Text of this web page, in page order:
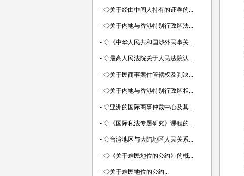
- ◇关于经由中间人持有的证券的...
- ◇关于内地与香港特别行政区法...
- ◇《中华人民共和国涉外民事关...
- ◇最高人民法院关于人民法院认...
- ◇关于民商事案件管辖权及判决...
- ◇关于内地与香港特别行政区相...
- ◇亚洲的国际商事仲裁中心及其...
- ◇《国际私法专题研究》课程的...
- ◇台湾地区与大陆地区人民关系...
- ◇《关于难民地位的公约》的概...
- ◇关于难民地位的公约...